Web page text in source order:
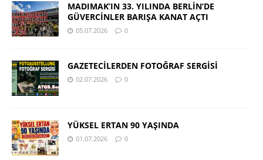
MADIMAK’IN 33. YILINDA BERLİN’DE
GÜVERCİNLER BARIŞA KANAT AÇTI
05.07.2026 0
GAZETECİLERDEN FOTOĞRAF SERGİSİ
02.07.2026 0
YÜKSEL ERTAN 90 YAŞINDA
01.07.2026 0